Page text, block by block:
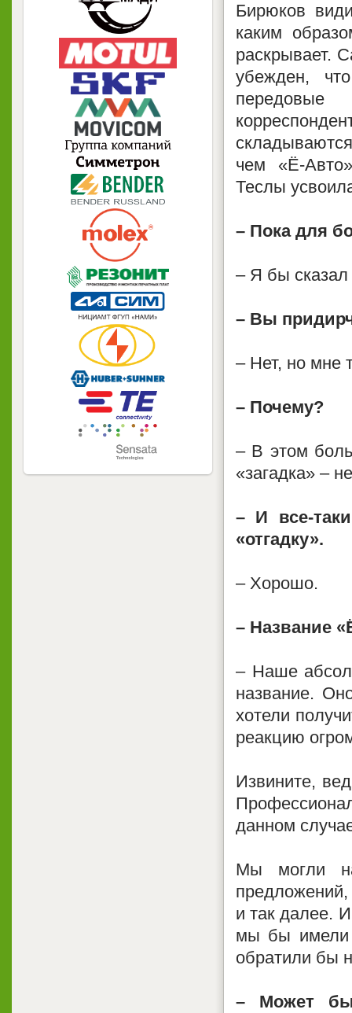
Бирюков
каким
раскрывает.
убежден,
передовые
чем «Ё-
Теслы
– Пока для
– Я бы сказал
– Вы
– Нет, но мне
– Почему?
– В этом
«загадка» –
– И все-
«отгадку».
– Хорошо.
– Название
– Наше
название.
хотели
реакцию
Извините,
данном
Мы могли
и так далее.
мы бы имели
обратили бы
– Может